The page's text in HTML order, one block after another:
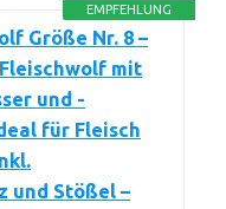
EMPFEHLUNG
Größe Nr. 8 –
mit
und -
für Fleisch
und Stößel –